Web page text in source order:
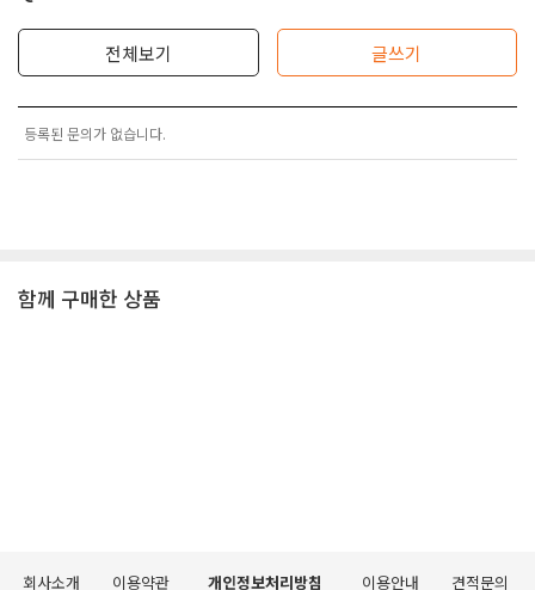
전체보기 글쓰기
등록된 문의가 없습니다.
함께 구매한 상품
회사소개 이용약관 개인정보처리방침 이용안내 견적문의